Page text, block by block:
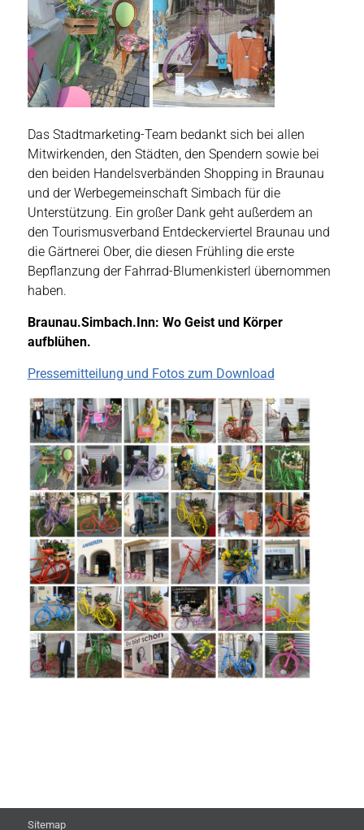
Das Stadtmarketing-Team bedankt sich bei allen
Mitwirkenden, den Städten, den Spendern sowie bei
den beiden Handelsverbänden Shopping in Braunau
und der Werbegemeinschaft Simbach für die
Unterstützung. Ein großer Dank geht außerdem an
den Tourismusverband Entdeckerviertel Braunau und
die Gärtnerei Ober, die diesen Frühling die erste
Bepflanzung der Fahrrad-Blumenkisterl übernommen
haben.
Braunau.Simbach.Inn: Wo Geist und Körper
aufblühen.
Pressemitteilung und Fotos zum Download
Sitemap